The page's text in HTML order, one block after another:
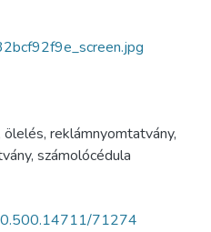
ölelés, reklámnyomtatvány,
, számolócédula
71274